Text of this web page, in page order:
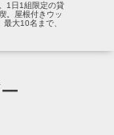
1日1組限定の貸
。屋根付きウッ
大10名まで、